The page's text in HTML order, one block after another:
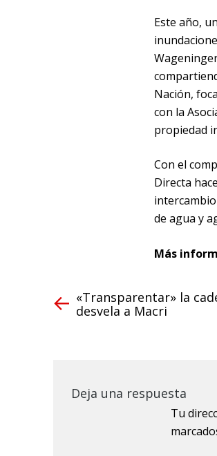
Este año,
Nación,
con la
propiedad
Con el
Directa
de agua y
Más
«Transparentar» la
desvela a Macri
Deja una respuesta
Tu